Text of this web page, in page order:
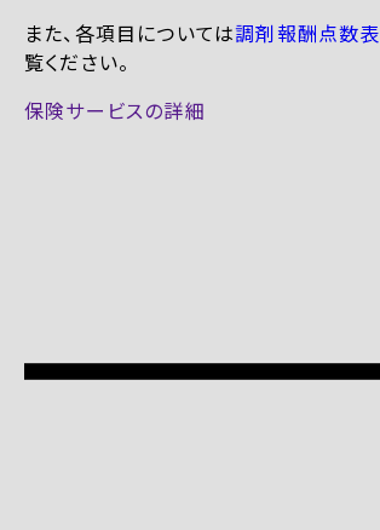
また、各項目については調剤報酬点数表
覧ください。
保険サービスの詳細